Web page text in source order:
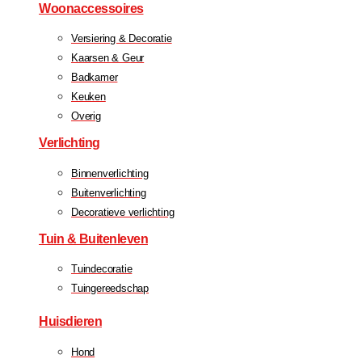
Woonaccessoires
Versiering & Decoratie
Kaarsen & Geur
Badkamer
Keuken
Overig
Verlichting
Binnenverlichting
Buitenverlichting
Decoratieve verlichting
Tuin & Buitenleven
Tuindecoratie
Tuingereedschap
Huisdieren
Hond